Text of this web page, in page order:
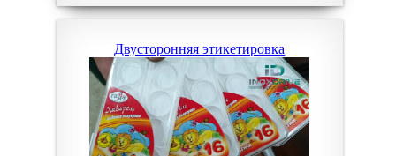
Двусторонняя этикетировка